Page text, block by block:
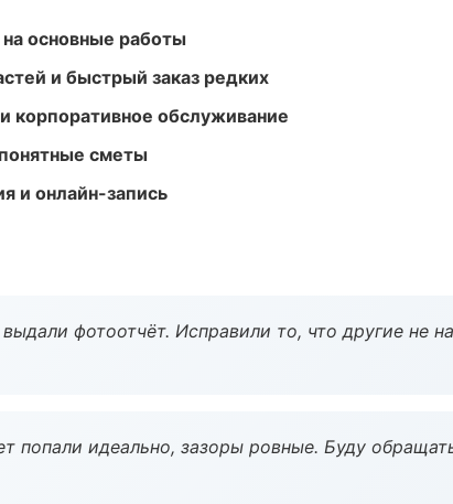
основные работы
и быстрый заказ редких
корпоративное обслуживание
сметы
и онлайн-запись
фотоотчёт. Исправили то, что другие не
попали идеально, зазоры ровные. Буду